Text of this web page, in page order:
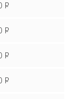
P
P
P
P